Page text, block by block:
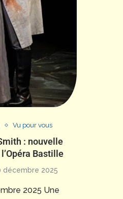
Vu pour vous
: nouvelle
Bastille
décembre 2025
2025 Une